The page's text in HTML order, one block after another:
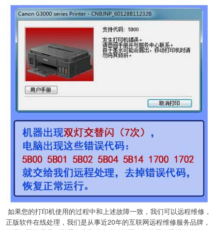
如果您的打印机使用的过程中和上述故障一致，我们可以远程维修，
正版软件在线处理，我们是从事近20年的互联网远程维修服务品牌，